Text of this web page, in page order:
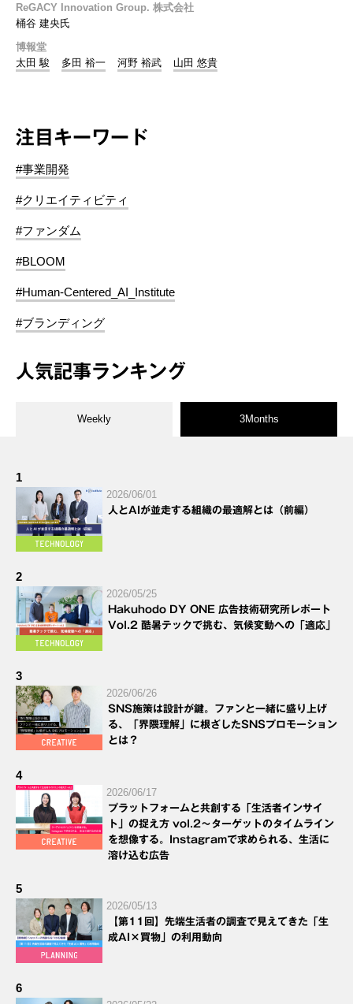
ReGACY Innovation Group. 株式会社
桶谷 建央氏
博報堂
太田 駿
多田 裕一 河野 裕武 山田 悠貴
注目キーワード
#事業開発
#クリエイティビティ
#ファンダム
#BLOOM
#Human-Centered_AI_Institute
#ブランディング
人気記事ランキング
Weekly 3Months
1
2026/06/01
人とAIが並走する組織の最適解とは（前編）
2
2026/05/25
Hakuhodo DY ONE 広告技術研究所レポート
Vol.2 酷暑テックで挑む、気候変動への「適応」
3
2026/06/26
SNS施策は設計が鍵。ファンと一緒に盛り上げ
る、「界隈理解」に根ざしたSNSプロモーション
とは？
4
2026/06/17
プラットフォームと共創する「生活者インサイ
ト」の捉え方 vol.2～ターゲットのタイムライン
を想像する。Instagramで求められる、生活に
溶け込む広告
5
2026/05/13
【第11回】先端生活者の調査で見えてきた「生
成AI×買物」の利用動向
6